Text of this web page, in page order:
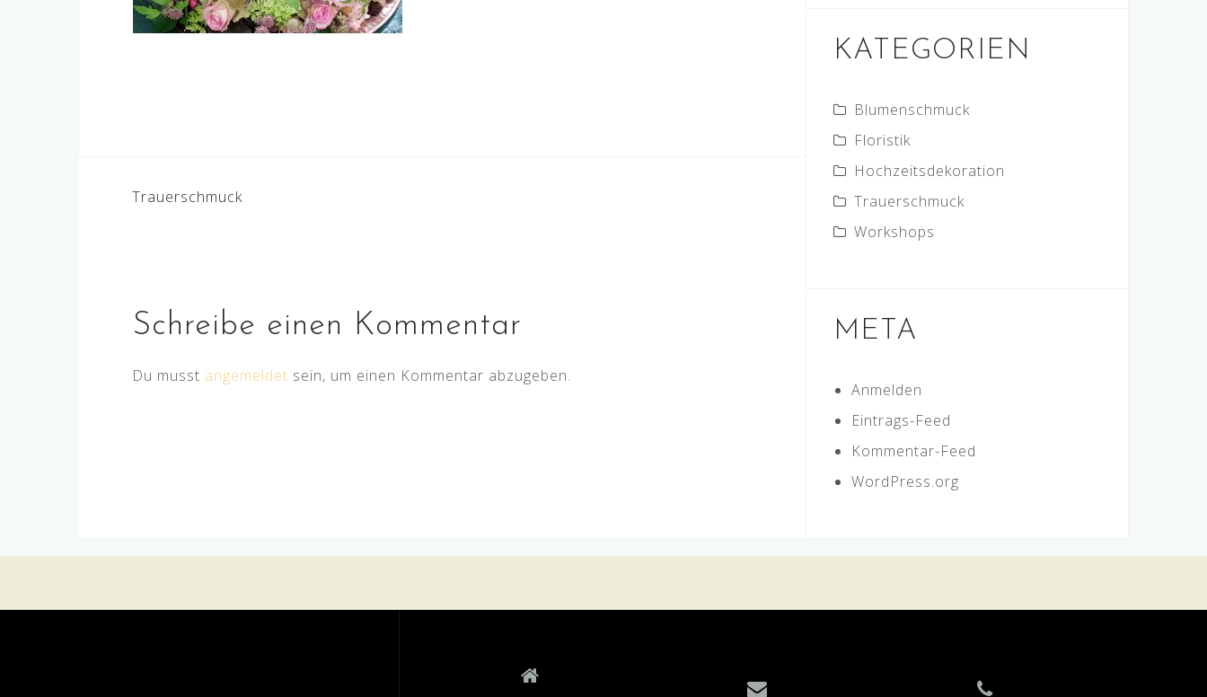
Beitragsnavigation
Trauerschmuck
Schreibe einen Kommentar
Du musst angemeldet sein, um einen Kommentar abzugeben.
KATEGORIEN
Blumenschmuck
Floristik
Hochzeitsdekoration
Trauerschmuck
Workshops
META
Anmelden
Eintrags-Feed
Kommentar-Feed
WordPress.org